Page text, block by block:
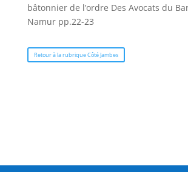
bâtonnier de l’ordre Des Avocats du
Namur pp.22-23
Retour à la rubrique Côté Jambes